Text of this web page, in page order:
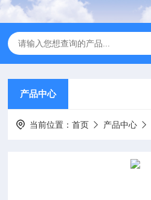
产品中心
当前位置：首页 产品中心